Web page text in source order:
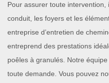
Pour assurer toute
conduit, les foyers et les
entreprise d’entretien de
entreprend des prestations
poêles à granulés. Notre
toute demande. Vous pouvez